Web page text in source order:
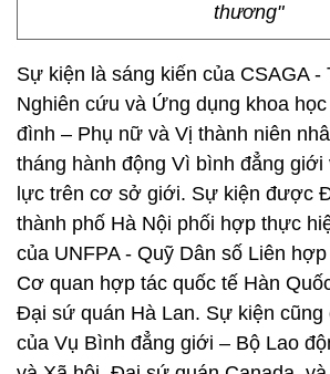
thương"
Sự kiện là sáng kiến của CSAGA -
Nghiên cứu và Ứng dụng khoa
đình – Phụ nữ và Vị thành niên
tháng hành động Vì bình đẳng
lực trên cơ sở giới. Sự kiện được
thành phố Hà Nội phối hợp thực
của UNFPA - Quỹ Dân số Liên
Cơ quan hợp tác quốc tế Hàn
Đại sứ quán Hà Lan. Sự kiện cũng
của Vụ Bình đẳng giới – Bộ Lao